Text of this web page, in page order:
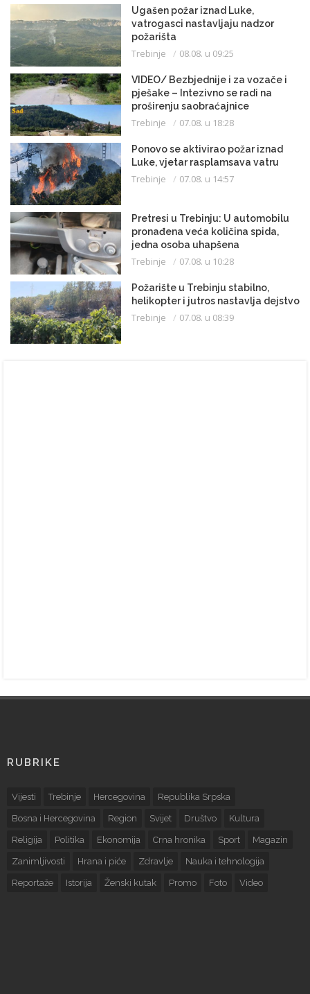
Ugašen požar iznad Luke,
vatrogasci nastavljaju nadzor
požarišta
Trebinje 08.08. u 09:25
VIDEO/ Bezbjednije i za vozače i
pješake – Intezivno se radi na
proširenju saobraćajnice
Trebinje 07.08. u 18:28
Ponovo se aktivirao požar iznad
Luke, vjetar rasplamsava vatru
Trebinje 07.08. u 14:57
Pretresi u Trebinju: U automobilu
pronađena veća količina spida,
jedna osoba uhapšena
Trebinje 07.08. u 10:28
Požarište u Trebinju stabilno,
helikopter i jutros nastavlja dejstvo
Trebinje 07.08. u 08:39
RUBRIKE
Vijesti Trebinje Hercegovina Republika Srpska
Bosna i Hercegovina Region Svijet Društvo Kultura
Religija Politika Ekonomija Crna hronika Sport Magazin
Zanimljivosti Hrana i piće Zdravlje Nauka i tehnologija
Reportaže Istorija Ženski kutak Promo Foto Video